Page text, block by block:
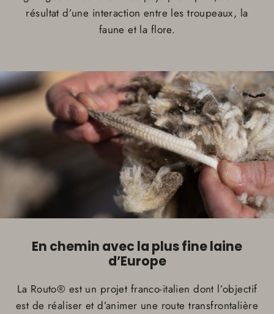
résultat d’une interaction entre les troupeaux, la
faune et la flore.
En chemin avec la plus fine laine
d’Europe
La Routo® est un projet franco-italien dont l’objectif
est de réaliser et d’animer une route transfrontalière